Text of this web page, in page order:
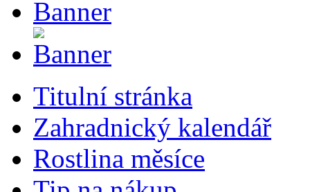
Titulní stránka
Zahradnický kalendář
Rostlina měsíce